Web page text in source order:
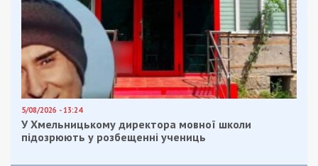
5/08/2026 - 13:24
У Хмельницькому директора мовної школи
підозрюють у розбещенні учениць